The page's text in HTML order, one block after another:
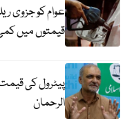
عوام کو جزوی
قیمتوں میں
الرحمان